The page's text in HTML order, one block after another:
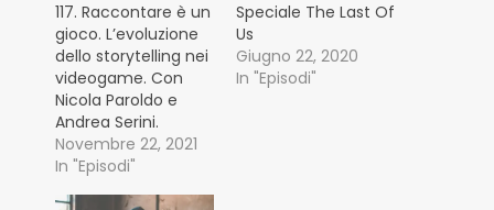
117. Raccontare è un
gioco. L’evoluzione
dello storytelling nei
videogame. Con
Nicola Paroldo e
Andrea Serini.
Novembre 22, 2021
In "Episodi"
Speciale The Last Of
Us
Giugno 22, 2020
In "Episodi"